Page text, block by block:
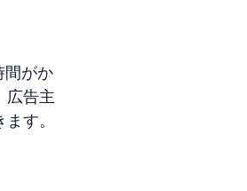
間がか
広告主
す。